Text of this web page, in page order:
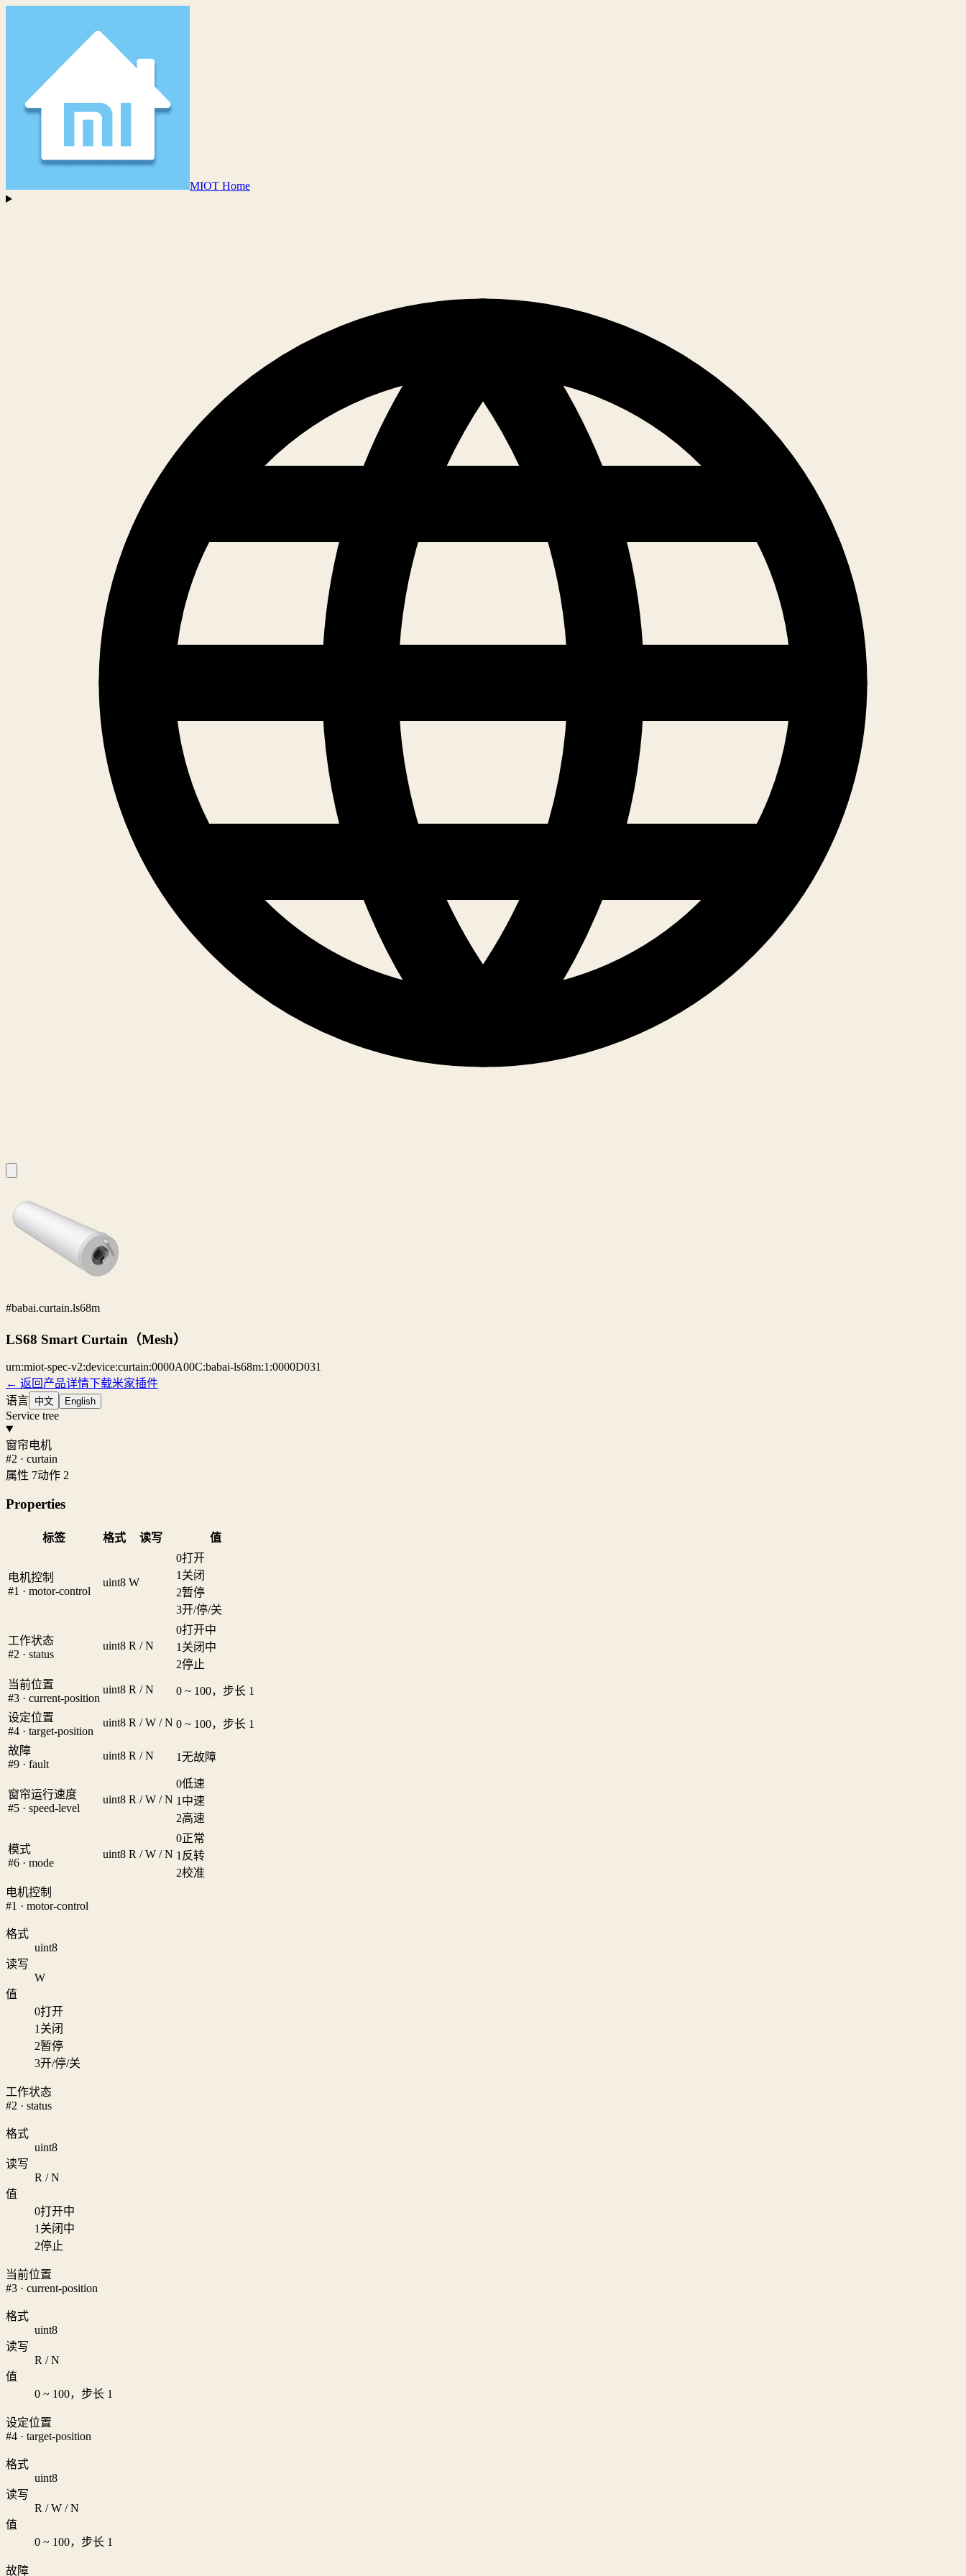
MIOT Home
#babai.curtain.ls68m
LS68 Smart Curtain（Mesh）
urn:miot-spec-v2:device:curtain:0000A00C:babai-ls68m:1:0000D031
← 返回产品详情下载米家插件
语言 中文 English
Service tree
窗帘电机
#2 · curtain
属性 7动作 2
Properties
标签 格式 读写 值
电机控制
#1 · motor-control
uint8 W
0打开
1 关闭
2暂停
3开/停/关
工作状态
#2 · status
uint8 R / N
0打开中
1 关闭中
2停止
当前位置
#3 · current-position
uint8 R / N 0 ~ 100，步长 1
设定位置
#4 · target-position
uint8 R / W / N 0 ~ 100，步长 1
故障
#9 · fault
uint8 R / N 1无故障
窗帘运行速度
#5 · speed-level
uint8 R / W / N
0低速
1 中速
2高速
模式
#6 · mode
uint8 R / W / N
0正常
1 反转
2校准
电机控制
#1 · motor-control
格式
uint8
读写
W
值
0打开
1 关闭
2暂停
3开/停/关
工作状态
#2 · status
格式
uint8
读写
R / N
值
0打开中
1 关闭中
2停止
当前位置
#3 · current-position
格式
uint8
读写
R / N
值
0 ~ 100，步长 1
设定位置
#4 · target-position
格式
uint8
读写
R / W / N
值
0 ~ 100，步长 1
故障